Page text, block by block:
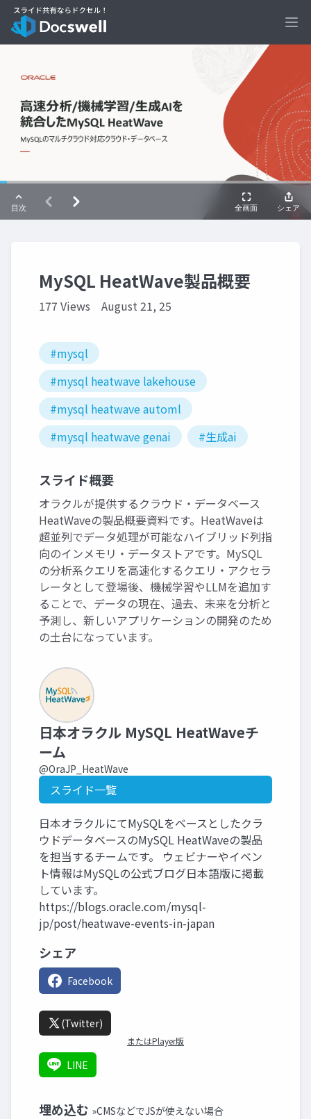
MySQL HeatWave製品概要
177 Views August 21, 25
#mysql
#mysql heatwave lakehouse
#mysql heatwave automl
#mysql heatwave genai
#生成ai
スライド概要
オラクルが提供するクラウド・データベース
HeatWaveの製品概要資料です。HeatWaveは
超並列でデータ処理が可能なハイブリッド列指
向のインメモリ・データストアです。MySQL
の分析系クエリを高速化するクエリ・アクセラ
レータとして登場後、機械学習やLLMを追加す
ることで、データの現在、過去、未来を分析と
予測し、新しいアプリケーションの開発のため
の土台になっています。
日本オラクル MySQL HeatWaveチ
ーム
@OraJP_HeatWave
スライド一覧
日本オラクルにてMySQLをベースとしたクラ
ウドデータベースのMySQL HeatWaveの製品
を担当するチームです。 ウェビナーやイベン
ト情報はMySQLの公式ブログ日本語版に掲載
しています。
https://blogs.oracle.com/mysql-
jp/post/heatwave-events-in-japan
シェア
Facebook
(Twitter)
またはPlayer版
LINE
埋め込む »CMSなどでJSが使えない場合